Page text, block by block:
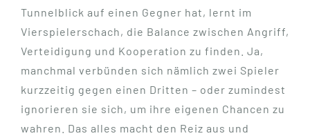
Tunnelblick auf einen Gegner hat, lernt im
Vierspielerschach, die Balance zwischen Angriff,
Verteidigung und Kooperation zu finden. Ja,
manchmal verbünden sich nämlich zwei Spieler
kurzzeitig gegen einen Dritten – oder zumindest
ignorieren sie sich, um ihre eigenen Chancen zu
wahren. Das alles macht den Reiz aus und